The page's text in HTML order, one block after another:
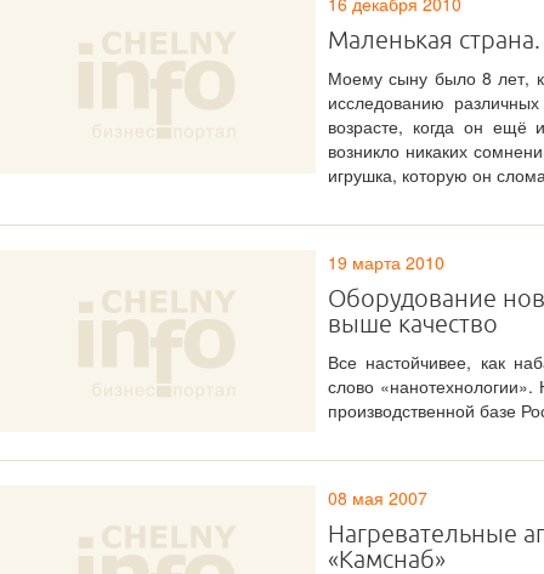
Маленькая
Моему сыну было 8 лет,
исследованию
возрасте, когда он
возникло никаких
игрушка, которую он
19 марта 2010
Оборудование
выше качество
Все настойчивее, как
слово
производственной базе
08 мая 2007
Нагревательные
«Камснаб»